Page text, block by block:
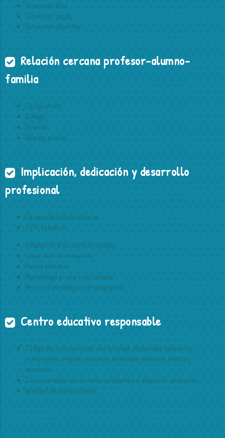
Dimensión ética.
Dimensión social.
Dimensión deportiva.
Relación cercana profesor-alumno-
familia
Comprensión.
Diálogo.
Empatía.
Respeto mutuo.
Implicación, dedicación y desarrollo
profesional
Equipos de trabajo eficaces.
I+D+I basada en:
Adaptación a los cambios sociales.
Capacidad de innovación.
Mejora continua.
Metodología propia y actualizada.
Recursos tecnológicos de vanguardia.
Centro educativo responsable
Código ético de conducta: paz, amistad, solidaridad, tolerancia,
compromiso, respeto, inclusión, diversidad, emoción, cultura y
educación.
Comprometido con el medio ambiente y el desarrollo sostenible.
Igualdad de oportunidades.